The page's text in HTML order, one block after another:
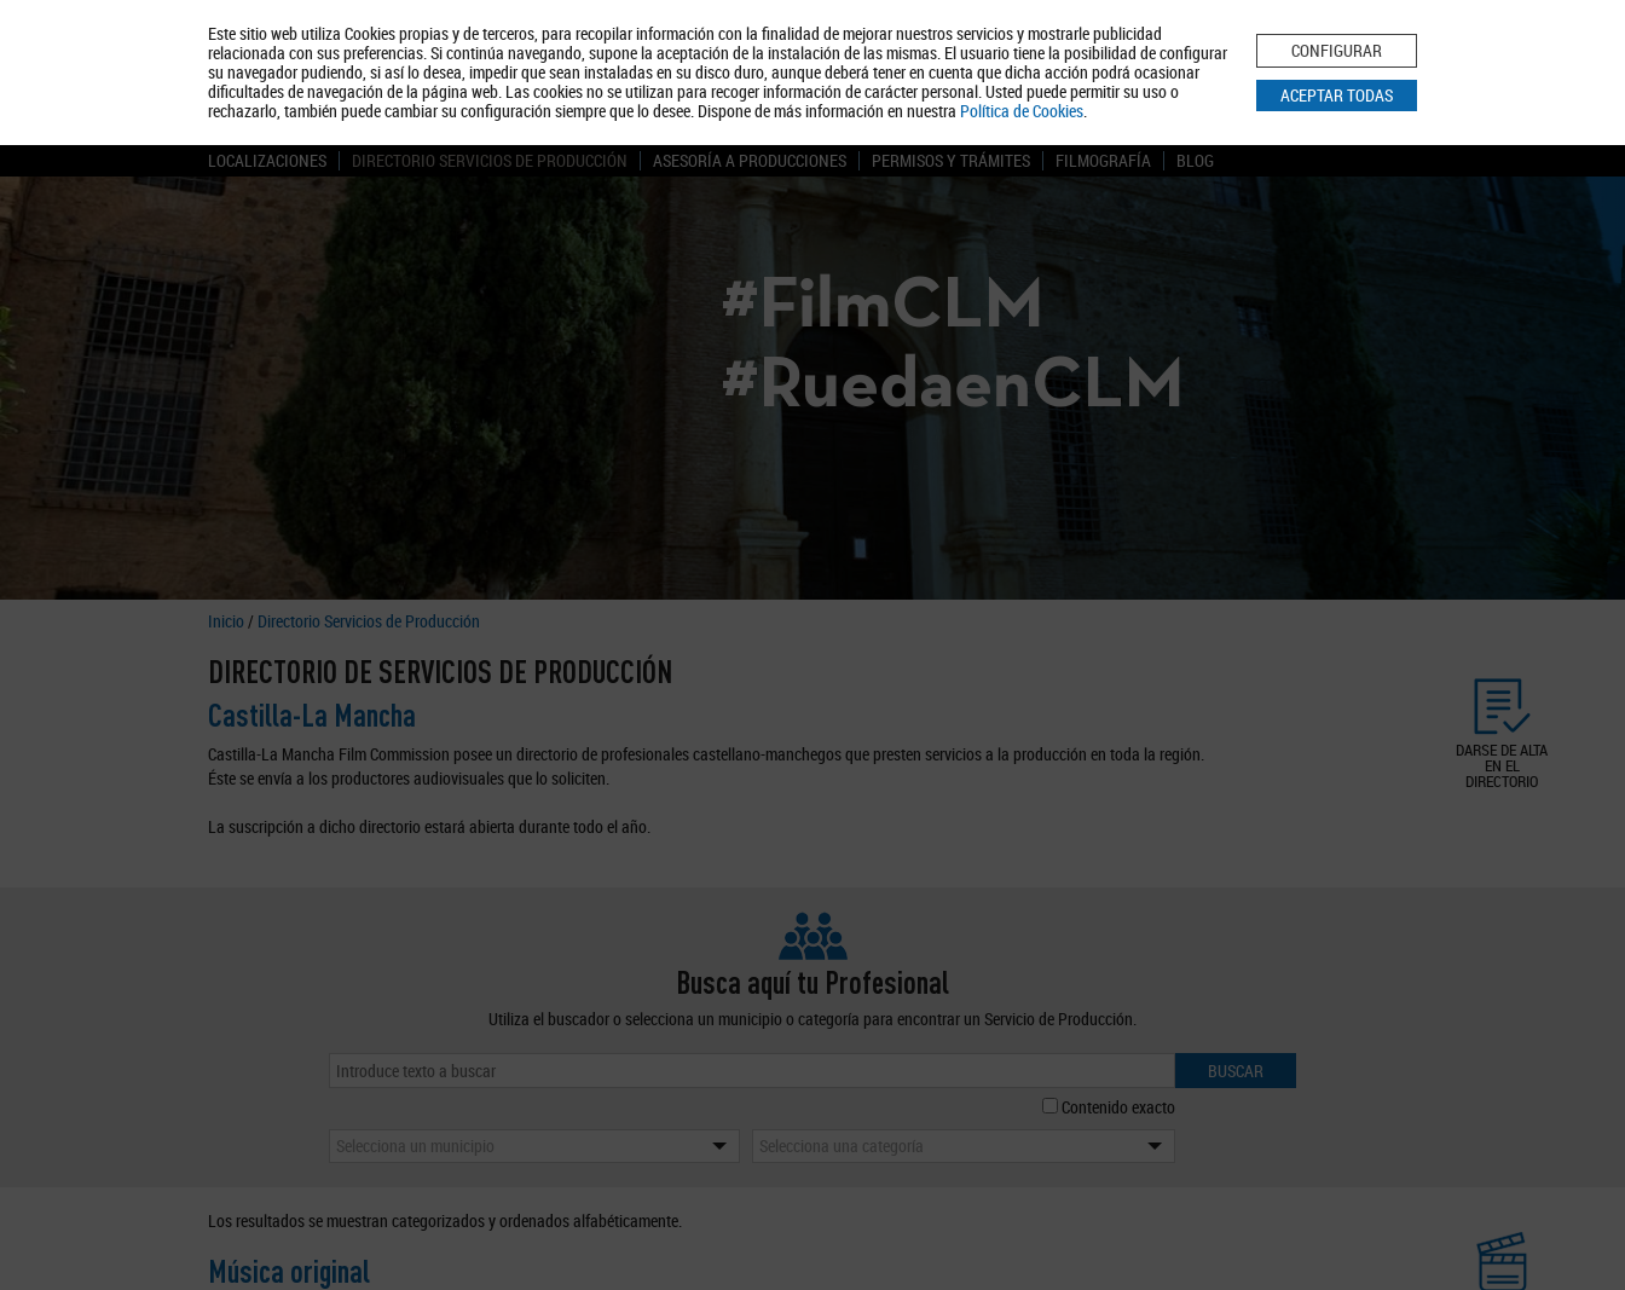
Este sitio web utiliza Cookies propias y de terceros, para recopilar información con la finalidad de mejorar nuestros servicios y mostrarle publicidad
relacionada con sus preferencias. Si continúa navegando, supone la aceptación de la instalación de las mismas. El usuario tiene la posibilidad de configurar
su navegador pudiendo, si así lo desea, impedir que sean instaladas en su disco duro, aunque deberá tener en cuenta que dicha acción podrá ocasionar
dificultades de navegación de la página web. Las cookies no se utilizan para recoger información de carácter personal. Usted puede permitir su uso o
rechazarlo, también puede cambiar su configuración siempre que lo desee. Dispone de más información en nuestra Política de Cookies.
CONFIGURAR
ACEPTAR TODAS
Quiénes somos Turismo Política de Privacidad Aviso Legal Política de Cookies
BUSCAR
LOCALIZACIONES DIRECTORIO SERVICIOS DE PRODUCCIÓN ASESORÍA A PRODUCCIONES PERMISOS Y TRÁMITES FILMOGRAFÍA BLOG
#FilmCLM
#RuedaenCLM
Inicio / Directorio Servicios de Producción
DARSE DE ALTA
EN EL
DIRECTORIO
DIRECTORIO DE SERVICIOS DE PRODUCCIÓN
Castilla-La Mancha
Castilla-La Mancha Film Commission posee un directorio de profesionales castellano-manchegos que presten servicios a la producción en toda la región.
Éste se envía a los productores audiovisuales que lo soliciten.
La suscripción a dicho directorio estará abierta durante todo el año.
Busca aquí tu Profesional
Utiliza el buscador o selecciona un municipio o categoría para encontrar un Servicio de Producción.
BUSCAR
Contenido exacto
Selecciona un municipio
Selecciona una categoría
Los resultados se muestran categorizados y ordenados alfabéticamente.
Música original